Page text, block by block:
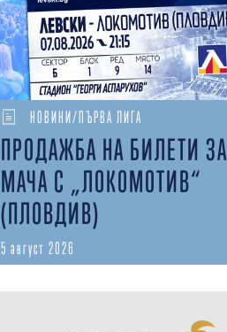
НОВИНИ/ПЪРВА ЛИГА
ПРОДАЖБА НА БИЛЕТИ ЗА
МАЧА С „ЛОКОМОТИВ“
(ПЛОВДИВ)
5 август 2026